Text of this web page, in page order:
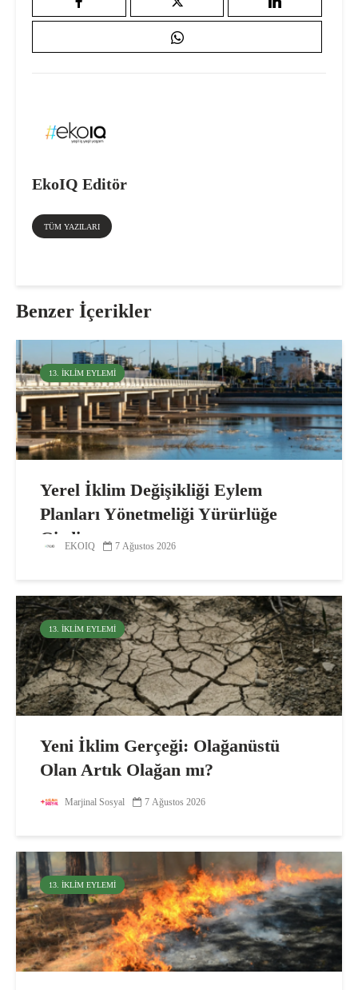
EkoIQ Editör
TÜM YAZILARI
Benzer İçerikler
13. İKLIM EYLEMI
Yerel İklim Değişikliği Eylem
Planları Yönetmeliği Yürürlüğe
GirdiEKOIQ 7 Ağustos 2026
13. İKLIM EYLEMI
Yeni İklim Gerçeği: Olağanüstü
Olan Artık Olağan mı?
Marjinal Sosyal 7 Ağustos 2026
13. İKLIM EYLEMI